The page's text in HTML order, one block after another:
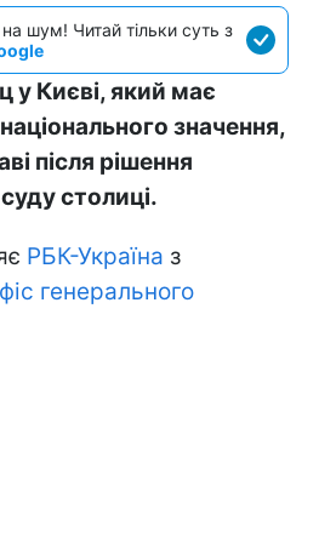
шум! Читай тільки суть з
у Києві, який має
значення,
після рішення
столиці.
РБК-Україна з
генерального